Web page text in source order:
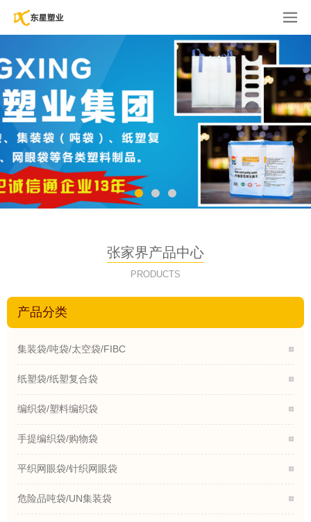
张家界产品中心
PRODUCTS
产品分类
集装袋/吨袋/太空袋/FIBC
纸塑袋/纸塑复合袋
编织袋/塑料编织袋
手提编织袋/购物袋
平织网眼袋/针织网眼袋
危险品吨袋/UN集装袋